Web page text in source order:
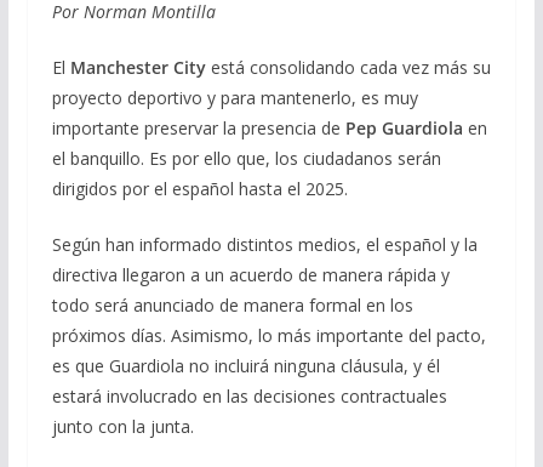
Por Norman Montilla
El Manchester Cityestá consolidando cada vez más su
proyecto deportivo y para mantenerlo, es muy
importante preservar la presencia de Pep Guardiola en
el banquillo. Es por ello que, los ciudadanos serán
dirigidos por el español hasta el 2025.
Según han informado distintos medios, el español y la
directiva llegaron a un acuerdo de manera rápida y
todo será anunciado de manera formal en los
próximos días. Asimismo, lo más importante del pacto,
es que Guardiola no incluirá ninguna cláusula, y él
estará involucrado en las decisiones contractuales
junto con la junta.